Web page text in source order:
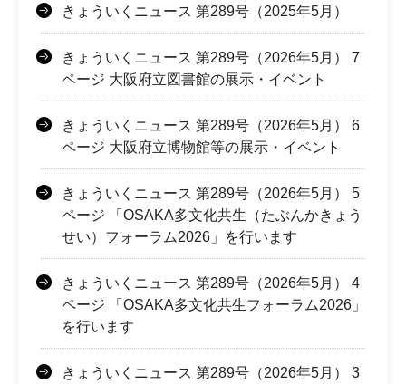
きょういくニュース 第289号（2025年5月）
きょういくニュース 第289号（2026年5月） 7
ページ 大阪府立図書館の展示・イベント
きょういくニュース 第289号（2026年5月） 6
ページ 大阪府立博物館等の展示・イベント
きょういくニュース 第289号（2026年5月） 5
ページ 「OSAKA多文化共生（たぶんかきょう
せい）フォーラム2026」を行います
きょういくニュース 第289号（2026年5月） 4
ページ 「OSAKA多文化共生フォーラム2026」
を行います
きょういくニュース 第289号（2026年5月） 3